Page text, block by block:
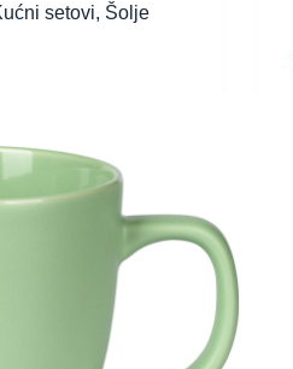
setovi, Šolje